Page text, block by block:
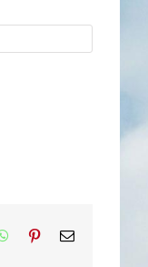
WhatsApp
PinterestEmail